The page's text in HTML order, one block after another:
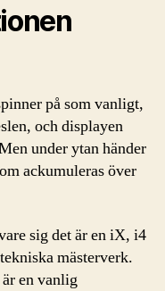
på som vanligt,
och displayen
under ytan händer
ackumuleras över
sig det är en iX, i4
mästerverk.
en vanlig